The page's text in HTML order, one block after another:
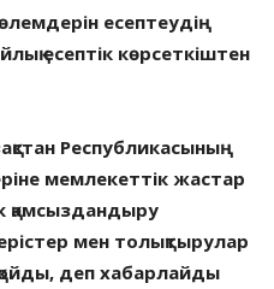
есептеудің
есептік көрсеткіштен
Республикасының
мемлекеттік жастар
қамсыздандыру
мен толықтырулар
қойды, деп хабарлайды